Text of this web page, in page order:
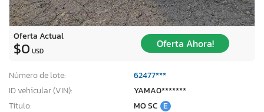
Oferta Actual
$0 USD
Oferta Ahora!
Número de lote:
62477***
ID vehicular (VIN):
YAMA0*******
Título:
MO SC E